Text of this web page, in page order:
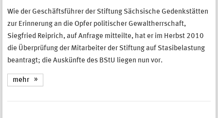
Wie der Geschäftsführer der Stiftung Sächsische Gedenkstätten
zur Erinnerung an die Opfer politischer Gewaltherrschaft,
Siegfried Reiprich, auf Anfrage mitteilte, hat er im Herbst 2010
die Überprüfung der Mitarbeiter der Stiftung auf Stasibelastung
beantragt; die Auskünfte des BStU liegen nun vor.
mehr